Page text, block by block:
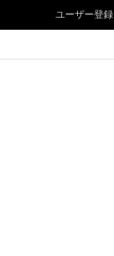
ユーザー登録